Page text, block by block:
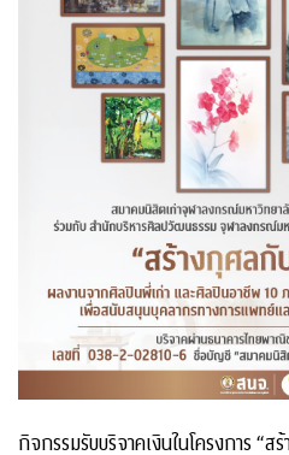
กิจกรรมรับบริจาคเงินในโครงการ “